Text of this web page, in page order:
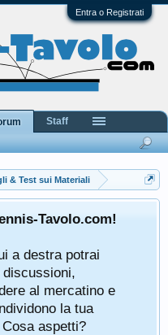
Entra o Registrati
& Test sui Materiali
Tavolo.com!
a destra potrai
al mercatino e
la tua
aspetti?
Staff